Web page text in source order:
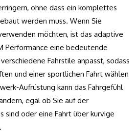
ohne dass ein komplettes
werden muss. Wenn Sie
möchten, ist das adaptive
Performance eine bedeutende
Fahrstile anpasst, sodass
und einer sportlichen Fahrt wählen
Aufrüstung kann das Fahrgefühl
egal ob Sie auf der
sind oder eine Fahrt über kurvige